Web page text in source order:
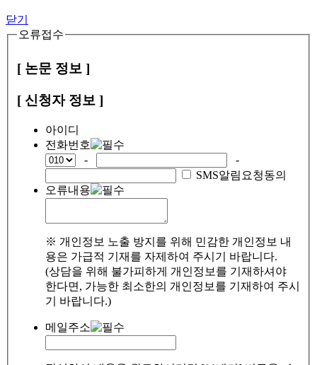
닫기
오류접수
[ 논문 정보 ]
[ 신청자 정보 ]
아이디
전화번호
-
-
SMS알림요청동의
오류내용
※ 개인정보 노출 방지를 위해 민감한 개인정보 내
용은 가급적 기재를 자제하여 주시기 바랍니다.
(상담을 위해 불가피하게 개인정보를 기재하셔야
한다면, 가능한 최소한의 개인정보를 기재하여 주시
기 바랍니다.)
메일주소